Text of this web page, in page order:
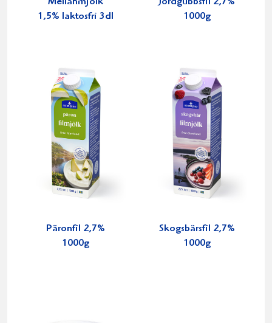
Mellanmjölk
1,5% laktosfri 3dl
Jordgubbsfil 2,7%
1000g
Päronfil 2,7%
1000g
Skogsbärsfil 2,7%
1000g